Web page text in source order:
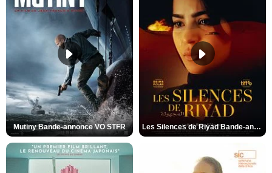
Mutiny Bande-annonce VO STFR Les Silences de Riyad Bande-annonce VO STFR